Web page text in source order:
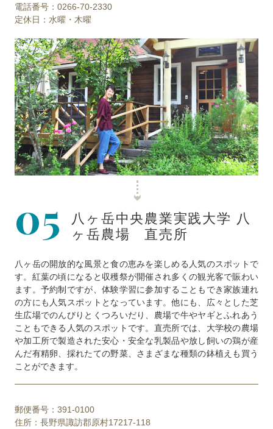
電話番号：0266-70-2330
定休日：水曜・木曜
05
八ヶ岳中央農業実践大学 八
ヶ岳農場 直売所
八ヶ岳の開放的な風景と食の恵みを楽しめる人気のスポットで
す。紅葉の頃になると収穫祭が開催され多くの観光客で賑わい
ます。予約制ですが、体験学習に参加することもでき家族連れ
の方にも人気スポットとなっています。他にも、広々とした芝
生広場でのんびりとくつろいだり、農場で牛やヤギとふれあう
こともできる人気のスポットです。直売所では、大学校の農場
や加工所で製造された安心・安全な乳製品や放し飼いの鶏が産
んだ有精卵、採れたての野菜、さまざまな種類の鉢植えも買う
ことができます。
郵便番号：391-0100
住所：長野県諏訪郡原村17217-118